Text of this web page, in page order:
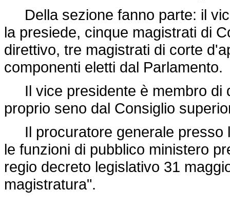
Della sezione fanno parte: il
la presiede, cinque magistrati di
direttivo, tre magistrati di corte
componenti eletti dal Parlamento.
Il vice presidente è membro di
proprio seno dal Consiglio
Il procuratore generale presso
le funzioni di pubblico ministero
regio decreto legislativo 31
magistratura".